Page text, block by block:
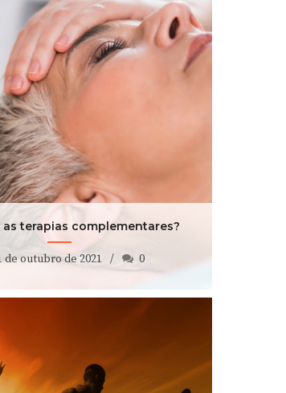
as terapias complementares?
de outubro de 2021
as terapias complementares?
de outubro de 2021 0